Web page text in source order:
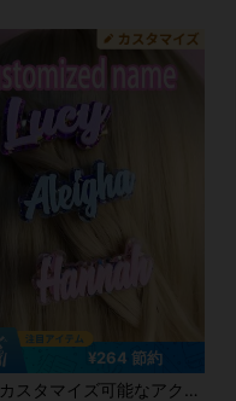
¥264 節約
カスタマイズ可能なアクリル製名前イニシャルヘアクリップ ヘアアクセサリー 友人や女性へのギフト